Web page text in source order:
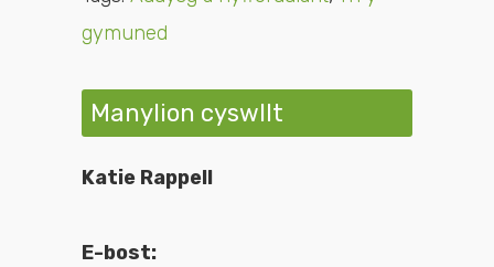
gymuned
Manylion cyswllt
Katie Rappell
E-bost: